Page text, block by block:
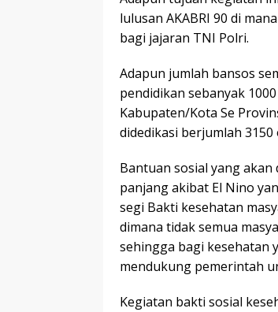
lulusan AKABRI 90 di
bagi jajaran TNI Polri.
Adapun jumlah bansos
pendidikan sebanyak
Kabupaten/Kota Se
didedikasi berjumlah
Bantuan sosial yang
panjang akibat El Nino
segi Bakti kesehatan
dimana tidak semua
sehingga bagi kesehatan
mendukung pemerintah
Kegiatan bakti sosial